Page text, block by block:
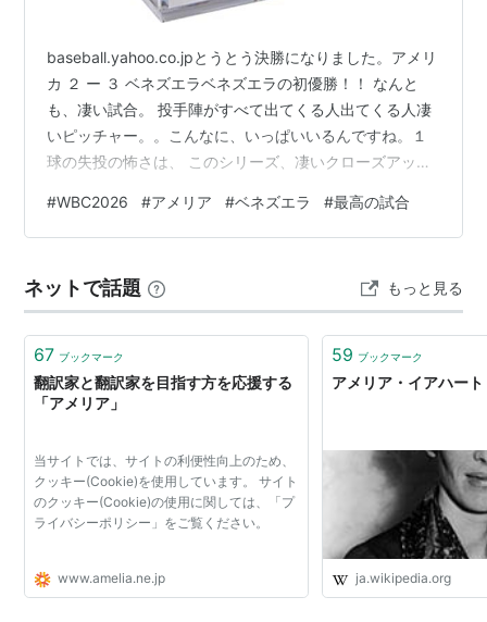
baseball.yahoo.co.jpとうとう決勝になりました。アメリ
カ ２ ー ３ ベネズエラベネズエラの初優勝！！ なんと
も、凄い試合。 投手陣がすべて出てくる人出てくる人凄
いピッチャー。。こんなに、いっぱいいるんですね。１
球の失投の怖さは、 このシリーズ、凄いクローズアップ
ぐ、打たれてしまう。あんなに早い、あんなに動く球な
のに。。もう、ヒリヒリした凄い試合。 本当に面白かっ
めでとうございます！！ローリングス(Rawlings) 2026
WBC 大谷翔平 レプリカ ボール World…
#WBC2026 #アメリア #ベネズエラ #最高の試合
ネットで話題 もっと見る
67 ブックマーク
翻訳家と翻訳家を目指す方を応援する
「アメリア」
当サイトでは、サイトの利便性向上のため、
クッキー(Cookie)を使用しています。 サイト
のクッキー(Cookie)の使用に関しては、「プ
ライバシーポリシー」をご覧ください。
www.amelia.ne.jp
59 ブックマーク
アメリア・イアハー
ja.wikipedia.org